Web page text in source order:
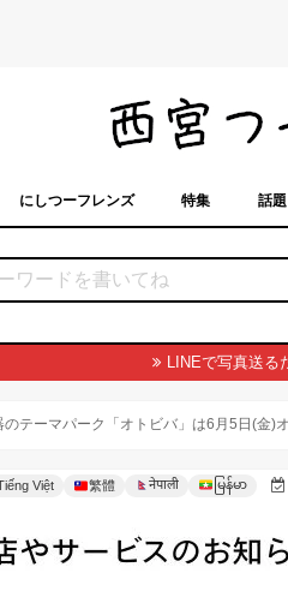
にしつーフレンズ 特集 話題
LINEで写真送る
テーマパーク「オトビバ」は6月5日(金)
Việt 繁體 नेपाली မြန်မာ